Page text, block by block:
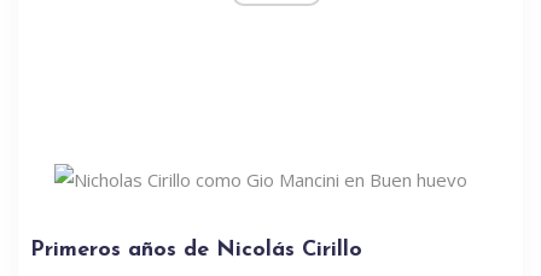
Primeros años de Nicolás Cirillo